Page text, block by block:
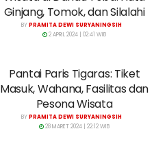
Ginjang, Tomok, dan Silalahi
BYPRAMITA DEWI SURYANINGSIH
2 APRIL 2024 | 02:41 WIB
Pantai Paris Tigaras: Tiket
Masuk, Wahana, Fasilitas dan
Pesona Wisata
BYPRAMITA DEWI SURYANINGSIH
28 MARET 2024 | 22:12 WIB